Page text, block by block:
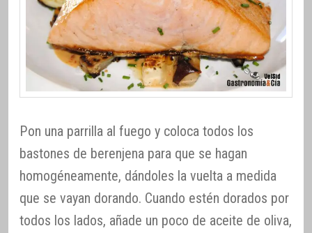
Pon una parrilla al fuego y coloca todos los
bastones de berenjena para que se hagan
homogéneamente, dándoles la vuelta a medida
que se vayan dorando. Cuando estén dorados por
todos los lados, añade un poco de aceite de oliva,